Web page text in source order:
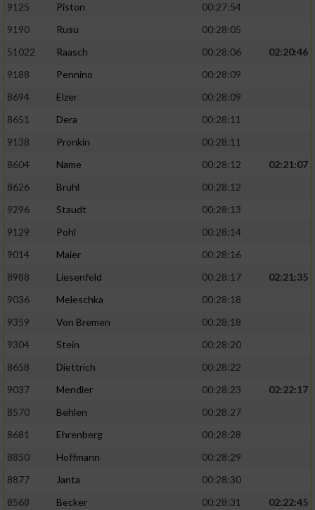
9125
Piston
00:27:54
9190
Rusu
00:28:05
51022
Raasch 00:28:06
02:20:46
9188
Pennino
00:28:09
8694
Elzer
00:28:09
8651
Dera
00:28:11
9138
Pronkin
00:28:11
8604
Name 00:28:12
02:21:07
8626
Brühl
00:28:12
9296
Staudt
00:28:13
9129
Pohl
00:28:14
9014
Maier
00:28:16
8988
Liesenfeld 00:28:17
02:21:35
9036
Meleschka
00:28:18
9359
Von Bremen
00:28:18
9304
Stein
00:28:20
8658
Diettrich
00:28:22
9037
Mendler 00:28:23
02:22:17
8570
Behlen
00:28:27
8681
Ehrenberg
00:28:28
8850
Hoffmann
00:28:29
8877
Janta
00:28:30
8568
Becker 00:28:31
02:22:45